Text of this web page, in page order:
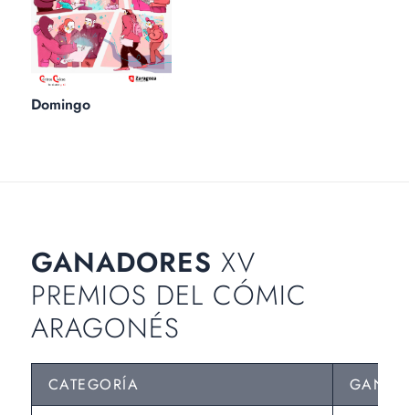
Domingo
GANADORES XV
PREMIOS DEL CÓMIC
ARAGONÉS
CATEGORÍA